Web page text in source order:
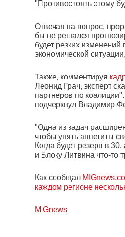
"Противостоять этому
Отвечая на вопрос,
бы не решался
будет резких
экономической
Также, комментируя
Леонид Грач, эксперт
партнеров по
подчеркнул Владимир
"Одна из задач
чтобы унять аппетиты
Когда будет резерв в
и Блоку Литвина что-то
Как сообщал
каждом регионе
МIGnews